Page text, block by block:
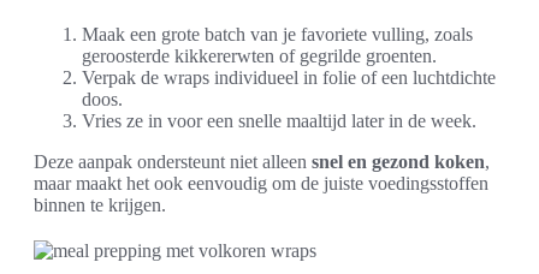
Maak een grote batch van je favoriete vulling, zoals
geroosterde kikkererwten of gegrilde groenten.
Verpak de wraps individueel in folie of een luchtdichte
doos.
Vries ze in voor een snelle maaltijd later in de week.
Deze aanpak ondersteunt niet alleen snel en gezond koken,
maar maakt het ook eenvoudig om de juiste voedingsstoffen
binnen te krijgen.